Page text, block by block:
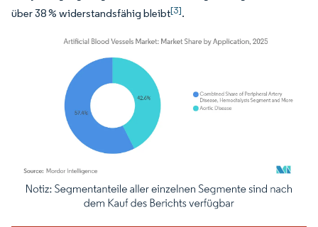
über 38 % widerstandsfähig bleibt[3].
Bild © Mordor Intelligence. Wiederverwendung erfordert Namensnennung